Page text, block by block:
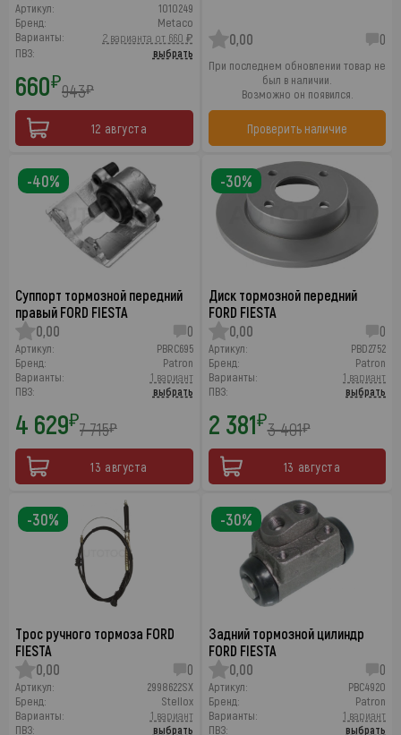
Артикул:
1010249
Бренд:
Metaco
Варианты:
2 варианта от 660 ₽
ПВЗ:
выбрать
660₽943₽
12 августа
0,00 0
При последнем обновлении товар не
был в наличии.
Возможно он появился.
Проверить наличие
Суппорт тормозной передний
правый FORD FIESTA
0,00
0
Артикул:
PBRC695
Бренд:
Patron
Варианты:
1 вариант
ПВЗ:
выбрать
4 629₽7 715₽
13 августа
-40%
Диск тормозной передний
FORD FIESTA
0,00
0
Артикул:
PBD2752
Бренд:
Patron
Варианты:
1 вариант
ПВЗ:
выбрать
2 381₽3 401₽
13 августа
-30%
Трос ручного тормоза FORD
FIESTA
0,00
0
Артикул:
2998622SX
Бренд:
Stellox
Варианты:
1 вариант
ПВЗ:
выбрать
-30%
Задний тормозной цилиндр
FORD FIESTA
0,00
0
Артикул:
PBC4920
Бренд:
Patron
Варианты:
1 вариант
ПВЗ:
выбрать
-30%